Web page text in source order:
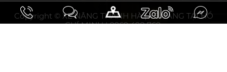
Copyright © XE NÂNG THANH HÀ | XE NÂNG TẠI HỒ
CHÍ MINH | 0969 498 769.